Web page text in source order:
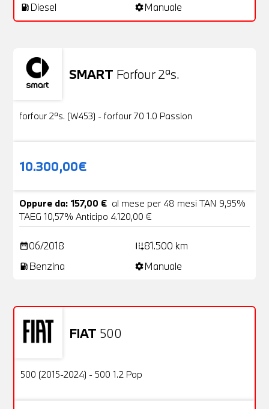
local_gas_station Diesel settingsManuale
SMART Forfour 2ªs.
Usato
forfour 2ªs. (W453) - forfour 70 1.0 Passion
10.300,00€
Oppure da: 157,00 € al mese per 48 mesi TAN 9,95%
TAEG 10,57% Anticipo 4.120,00 €
date_range06/2018 add_road81.500 km
local_gas_station Benzina settingsManuale
FIAT 500
OFFERTA
Usato
500 (2015-2024) - 500 1.2 Pop